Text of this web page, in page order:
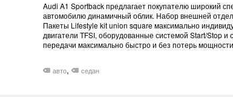
Audi A1 Sportback предлагает покупателю широкий
автомобилю динамичный облик. Набор внешней
Пакеты Lifestyle kit union square максимально
двигатели TFSI, оборудованные системой Start/Stop
передачи максимально быстро и без потерь
авто, седан